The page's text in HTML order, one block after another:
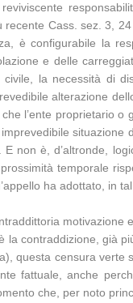
Cass. sez. 3,
è configurabile la
e delle
la necessità di
alterazione
l’ente proprietario
non è, d’altronde,
temporale
ha adottato, in
motivazione
contraddizione, già
questa censura
fattuale, anche
che, per noto